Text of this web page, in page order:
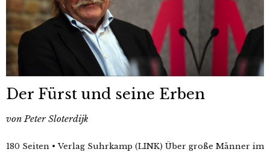
Der Fürst und seine Erben
von Peter Sloterdijk
180 Seiten • Verlag Suhrkamp (LINK) Über große Männer im